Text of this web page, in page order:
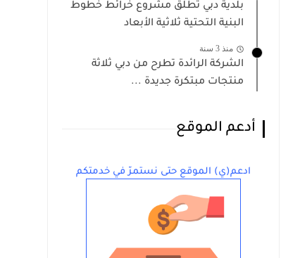
بلدية دبي تُطلق مشروع خرائط خطوط
البنية التحتية ثلاثية الأبعاد
منذ 3 سنة
الشركة الرائدة تطرح من دبي ثلاثة
منتجات مبتكرة جديدة ...
أدعم الموقع
ادعم(ي) الموقع حتى نستمرّ في خدمتكم